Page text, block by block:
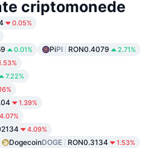
criptomonede
0.05%
0.01% PiPI RON0.4079 2.71%
7.22%
1.39%
4.07%
4.09%
DogecoinDOGE RON0.3134 1.53%